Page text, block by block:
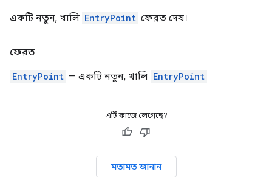
একটি নতুন, খালি EntryPoint ফেরত দেয়।
ফেরত
EntryPoint — একটি নতুন, খালি EntryPoint
এটি কাজে লেগেছে?
মতামত জানান